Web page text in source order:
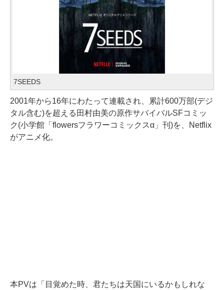
7SEEDS
2001年から16年にわたって連載され、累計600万部(デジ
タル含む)を超える田村由美の原作サバイバルSFコミッ
ク(小学館「flowersフラワーコミックスα」刊)を、Netflix
がアニメ化。
本PVは「目覚めた時、君たちは天国にいるかもしれな